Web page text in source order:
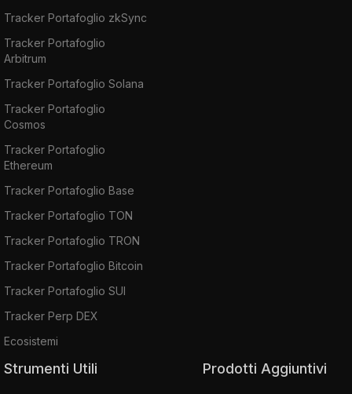
Tracker Portafoglio zkSync
Tracker Portafoglio
Arbitrum
Tracker Portafoglio Solana
Tracker Portafoglio
Cosmos
Tracker Portafoglio
Ethereum
Tracker Portafoglio Base
Tracker Portafoglio TON
Tracker Portafoglio TRON
Tracker Portafoglio Bitcoin
Tracker Portafoglio SUI
Tracker Perp DEX
Ecosistemi
Strumenti Utili Prodotti Aggiuntivi